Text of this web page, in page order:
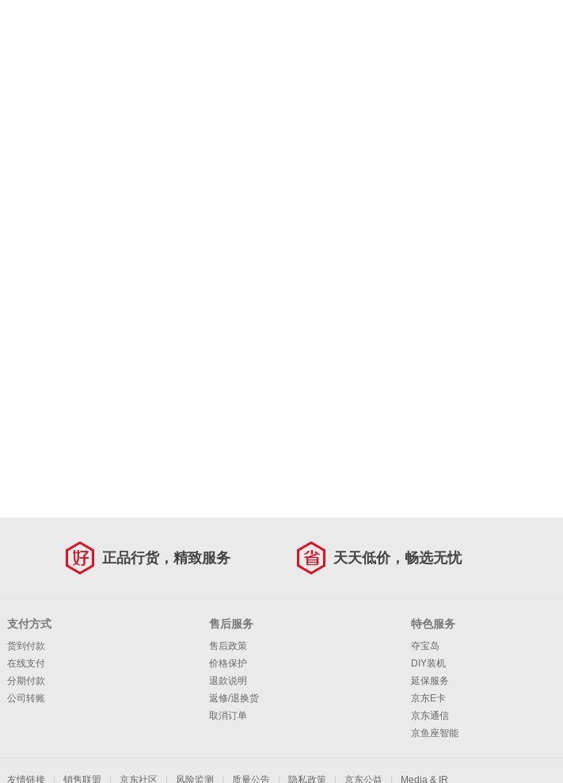
正品行货，精致服务 天天低价，畅选无忧
支付方式
货到付款
在线支付
分期付款
公司转账
售后服务
售后政策
价格保护
退款说明
返修/退换货
取消订单
特色服务
夺宝岛
DIY装机
延保服务
京东E卡
京东通信
京鱼座智能
友情链接 销售联盟 京东社区 风险监测 质量公告 隐私政策 京东公益 Media & IR